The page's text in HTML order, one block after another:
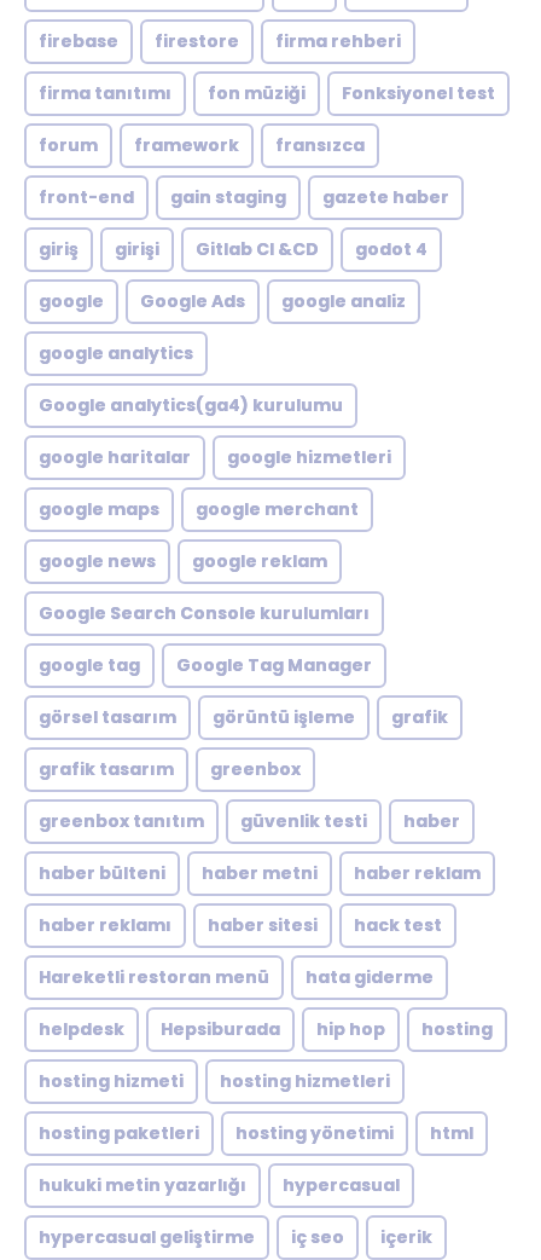
firebase firestore firma rehberi
firma tanıtımı fon müziği Fonksiyonel test
forum framework fransızca
front-end gain staging gazete haber
giriş girişi Gitlab CI &CD godot 4
google Google Ads google analiz
google analytics
Google analytics(ga4) kurulumu
google haritalar google hizmetleri
google maps google merchant
google news google reklam
Google Search Console kurulumları
google tag Google Tag Manager
görsel tasarım görüntü işleme grafik
grafik tasarım greenbox
greenbox tanıtım güvenlik testi haber
haber bülteni haber metni haber reklam
haber reklamı haber sitesi hack test
Hareketli restoran menü hata giderme
helpdesk Hepsiburada hip hop hosting
hosting hizmeti hosting hizmetleri
hosting paketleri hosting yönetimi html
hukuki metin yazarlığı hypercasual
hypercasual geliştirme iç seo içerik